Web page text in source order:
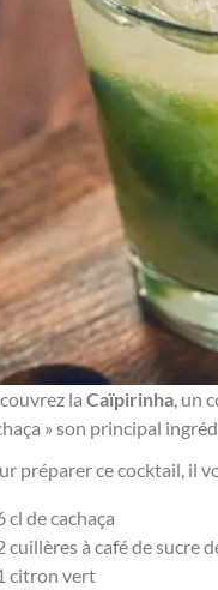
la Caïpirinha , un
» son principal
préparer ce cocktail, il
cl de cachaça
cuillères à café de sucre
citron vert